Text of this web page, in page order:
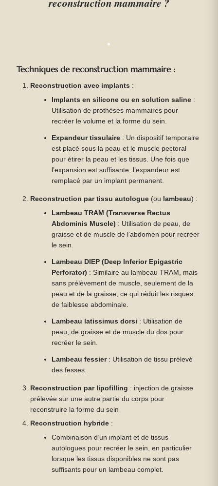
reconstruction mammaire ?
Techniques de reconstruction mammaire :
Reconstruction avec implants :
Implants en silicone ou en solution saline :
Utilisation de prothèses mammaires pour
recréer le volume et la forme du sein.
Expandeur tissulaire : Un dispositif temporaire
est placé sous la peau et le muscle pectoral
pour étirer la peau et les tissus. Une fois que
l’expansion est suffisante, l’expandeur est
remplacé par un implant permanent.
Reconstruction par tissu autologue (ou lambeau) :
Lambeau TRAM (Transverse Rectus
Abdominis Muscle) : Utilisation de peau, de
graisse et de muscle de l’abdomen pour recréer
le sein.
Lambeau DIEP (Deep Inferior Epigastric
Perforator) : Similaire au lambeau TRAM, mais
sans prélèvement de muscle, seulement de la
peau et de la graisse, ce qui réduit les risques
de faiblesse abdominale.
Lambeau latissimus dorsi : Utilisation de
peau, de graisse et de muscle du dos pour
recréer le sein.
Lambeau fessier: Utilisation de tissu prélevé
des fesses.
Reconstruction par lipofilling : injection de graisse
prélevée sur une autre partie du corps pour
reconstruire la forme du sein
Reconstruction hybride :
Combinaison d’un implant et de tissus
autologues pour recréer le sein, en particulier
lorsque les tissus disponibles ne sont pas
suffisants pour un lambeau complet.